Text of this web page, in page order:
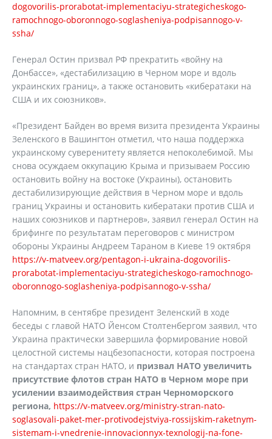
dogovorilis-prorabotat-implementaciyu-strategicheskogo-
ramochnogo-oboronnogo-soglasheniya-podpisannogo-v-
ssha/
Генерал Остин призвал РФ прекратить «войну на
Донбассе», «дестабилизацию в Черном море и вдоль
украинских границ», а также остановить «кибератаки на
США и их союзников».
«Президент Байден во время визита президента Украины
Зеленского в Вашингтон отметил, что наша поддержка
украинскому суверенитету является непоколебимой. Мы
снова осуждаем оккупацию Крыма и призываем Россию
остановить войну на востоке (Украины), остановить
дестабилизирующие действия в Черном море и вдоль
границ Украины и остановить кибератаки против США и
наших союзников и партнеров», заявил генерал Остин на
брифинге по результатам переговоров с министром
обороны Украины Андреем Тараном в Киеве 19 октября
https://v-matveev.org/pentagon-i-ukraina-dogovorilis-
prorabotat-implementaciyu-strategicheskogo-ramochnogo-
oboronnogo-soglasheniya-podpisannogo-v-ssha/
Напомним, в сентябре президент Зеленский в ходе
беседы с главой НАТО Йенсом Столтенбергом заявил, что
Украина практически завершила формирование новой
целостной системы нацбезопасности, которая построена
на стандартах стран НАТО, и призвал НАТО увеличить
присутствие флотов стран НАТО в Черном море при
усилении взаимодействия стран Черноморского
региона, https://v-matveev.org/ministry-stran-nato-
soglasovali-paket-mer-protivodejstviya-rossijskim-raketnym-
sistemam-i-vnedrenie-innovacionnyx-texnologij-na-fone-